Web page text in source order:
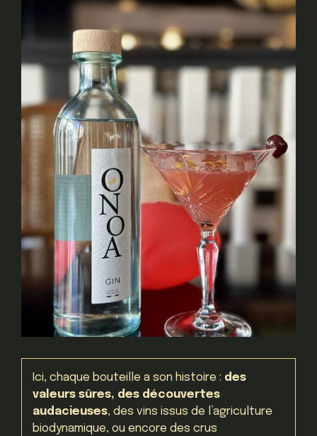
Ici, chaque bouteille a son histoire : des
valeurs sûres, des découvertes
audacieuses, des vins issus de l’agriculture
biodynamique, ou encore des crus